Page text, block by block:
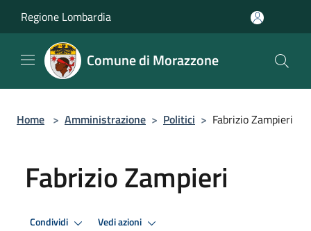
Regione Lombardia
Comune di Morazzone
Home > Amministrazione > Politici > Fabrizio Zampieri
Fabrizio Zampieri
Condividi Vedi azioni